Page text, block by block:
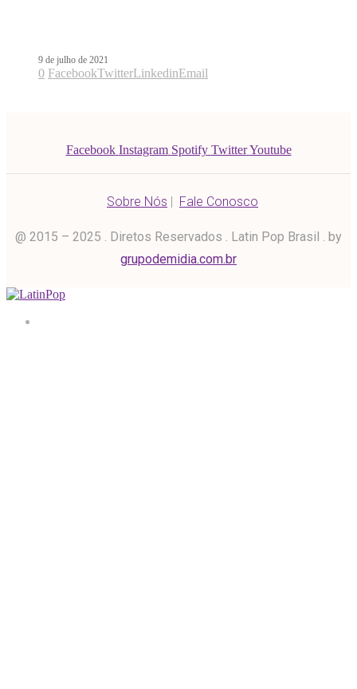
9 de julho de 2021
0 FacebookTwitterLinkedinEmail
Facebook Instagram Spotify Twitter Youtube
Sobre Nós | Fale Conosco
@ 2015 – 2025 . Diretos Reservados . Latin Pop Brasil . by
grupodemidia.com.br